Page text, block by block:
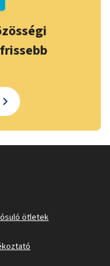
ötletek